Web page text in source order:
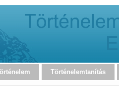
Történelemtanítás